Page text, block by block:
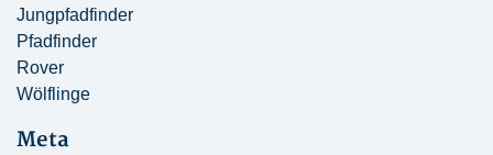
Jungpfadfinder
Pfadfinder
Rover
Wölflinge
Meta